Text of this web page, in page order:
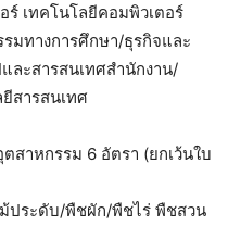
เทคโนโลยีคอมพิวเตอร์
มทางการศึกษา/ธุรกิจและ
ละสารสนเทศสำนักงาน/
สารสนเทศ
สาหกรรม 6 อัตรา (ยกเว้นใบ
ประดับ/พืชผัก/พืชไร่ พืชสวน